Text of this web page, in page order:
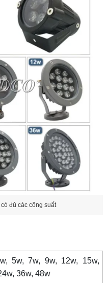
trí ngoài trời
công cộng
ngoài trời
trời
trời cao áp
sáng trang trí
rào
cây, bụi hoa
cây
bằng đèn LED
đủ các công suất
5w, 7w, 9w, 12w, 15w,
36w, 48w